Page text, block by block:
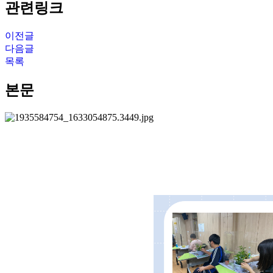
관련링크
이전글
다음글
목록
본문